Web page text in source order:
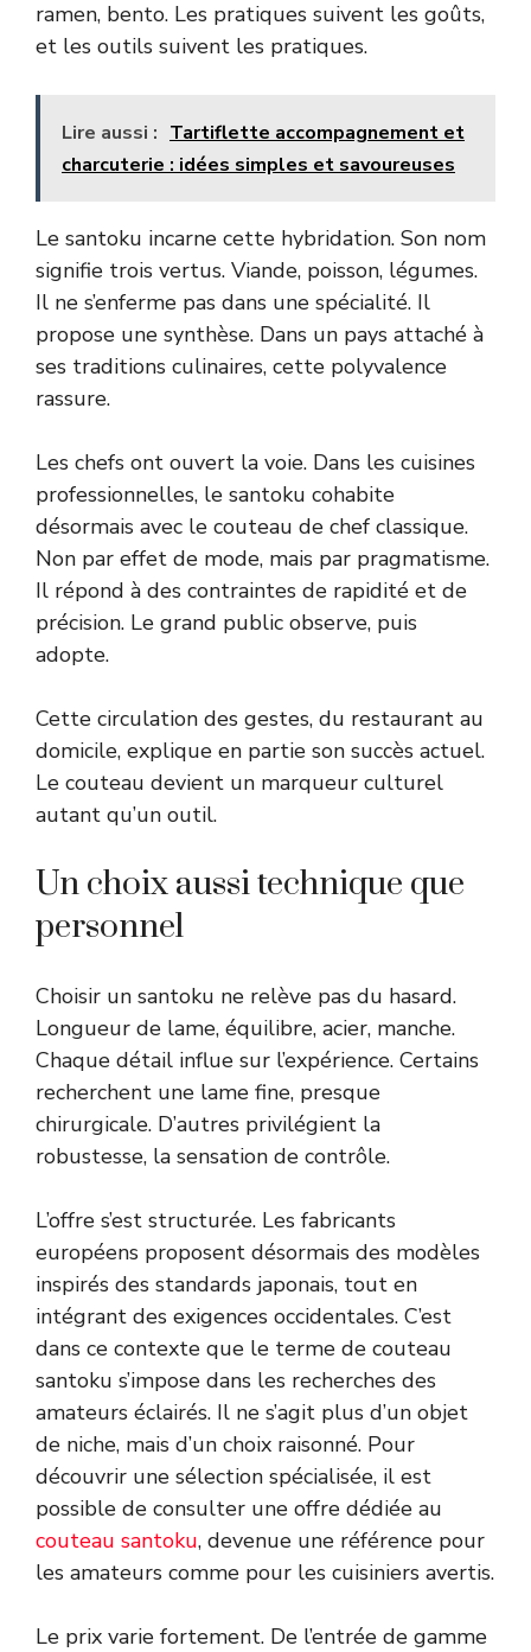
ramen, bento. Les pratiques suivent les goûts,
et les outils suivent les pratiques.
Lire aussi : Tartiflette accompagnement et
charcuterie : idées simples et savoureuses
Le santoku incarne cette hybridation. Son nom
signifie trois vertus. Viande, poisson, légumes.
Il ne s’enferme pas dans une spécialité. Il
propose une synthèse. Dans un pays attaché à
ses traditions culinaires, cette polyvalence
rassure.
Les chefs ont ouvert la voie. Dans les cuisines
professionnelles, le santoku cohabite
désormais avec le couteau de chef classique.
Non par effet de mode, mais par pragmatisme.
Il répond à des contraintes de rapidité et de
précision. Le grand public observe, puis
adopte.
Cette circulation des gestes, du restaurant au
domicile, explique en partie son succès actuel.
Le couteau devient un marqueur culturel
autant qu’un outil.
Un choix aussi technique que
personnel
Choisir un santoku ne relève pas du hasard.
Longueur de lame, équilibre, acier, manche.
Chaque détail influe sur l’expérience. Certains
recherchent une lame fine, presque
chirurgicale. D’autres privilégient la
robustesse, la sensation de contrôle.
L’offre s’est structurée. Les fabricants
européens proposent désormais des modèles
inspirés des standards japonais, tout en
intégrant des exigences occidentales. C’est
dans ce contexte que le terme de couteau
santoku s’impose dans les recherches des
amateurs éclairés. Il ne s’agit plus d’un objet
de niche, mais d’un choix raisonné. Pour
découvrir une sélection spécialisée, il est
possible de consulter une offre dédiée au
couteau santoku, devenue une référence pour
les amateurs comme pour les cuisiniers avertis.
Le prix varie fortement. De l’entrée de gamme